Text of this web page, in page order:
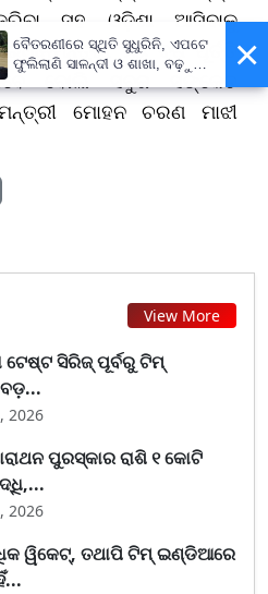
ସହ ଓଡ଼ିଶା ଆସିବାକୁ
୨ୟ ବର୍ଷ ପୂର୍ତ୍ତି
ବୋଲି ସବୁଜ ସଙ୍କେତ
ମୋହନ ଚରଣ ମାଝୀ
View More
ଟେଷ୍ଟ ସିରିଜ୍‌ ପୂର୍ବରୁ ଟିମ୍‌
2026
ପୁରସ୍କାର ରାଶି ୧ କୋଟି
2026
ୱିକେଟ୍, ତଥାପି ଟିମ୍ ଇଣ୍ଡିଆରେ
×
ବୈତରଣୀରେ ସ୍ଥିତି ସୁଧୁରିନି, ଏପଟେ
ଫୁଲିଲାଣି ସାଳନ୍ଦୀ ଓ ଶାଖା, ବଢ଼ୁଛି
ବନ୍ୟା ଭୟ